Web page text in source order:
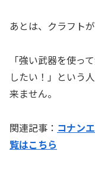
あとは、クラフト
「強い武器を使っ
したい！」という
来ません。
関連記事： コナン
覧はこちら